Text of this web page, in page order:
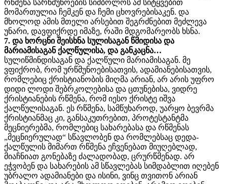
რწმენა სარწმუნოების სიმბოლოს ამ სიტყვებით
მომართულია ჩემკენ და ჩემი ცხოვრებისაკენ. და
მხოლოდ ამის მთელი არსებით შეგრძნებით მეძლევა
უნარი, დავფიქრდე იმაზე, რაში მდგომარეობს ხსნა.
7. და ხორცნი შეისხნა სულისაგან წმიდისა და
მარიამისაგან ქალწულისა, და განკაცნა…
სულიწმინდისაგან და ქალწული მარიამისაგან. მე
ვფიქრობ, რომ ურწმუნოებისათვის, ადამიანებისათვის,
რომლებიც ქრისტიანობის მიღმა არიან, არ არის უფრო
დიდი ლოდი შებრკოლებისა და ცთუნებისა, ვიდრე
ქრისტიანების რწმენა, რომ იესო ქრისტე იშვა
ქალწულისაგან. ეს რწმენა, სამწუხაროდ, უარყო ბევრმა
ქრისტიანმაც კი, განსაკუთრებით, პროტესტანტმა
მეცნიერებმა, რომლებიც სახარებასა და რწმენას
„მეცნიერულად“ სწავლობენ და რომლებსაც დედა-
ქალწულის მიმართ რწმენა ეჩვენებათ მიუღებლად,
მიაჩნიათ გონებაზე ძალადობად, ცრურწმენად. არ
ეჭვობენ და სახარების ამ სწავლებას სიმდაბლით იღებენ
უბრალო ადამიანები და ისინი, ვინც თვითონ არიან